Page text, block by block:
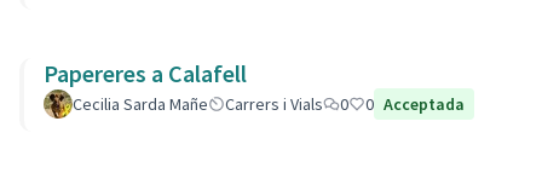
Papereres a Calafell
Cecilia Sarda Mañe Carrers i Vials 0 0 Acceptada